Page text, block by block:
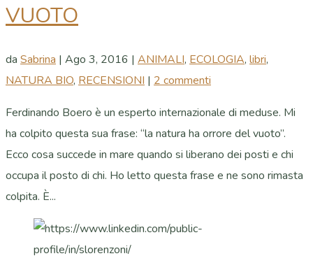
VUOTO
da Sabrina | Ago 3, 2016 | ANIMALI, ECOLOGIA, libri,
NATURA BIO, RECENSIONI | 2 commenti
Ferdinando Boero è un esperto internazionale di meduse. Mi
ha colpito questa sua frase: “la natura ha orrore del vuoto”.
Ecco cosa succede in mare quando si liberano dei posti e chi
occupa il posto di chi. Ho letto questa frase e ne sono rimasta
colpita. È...